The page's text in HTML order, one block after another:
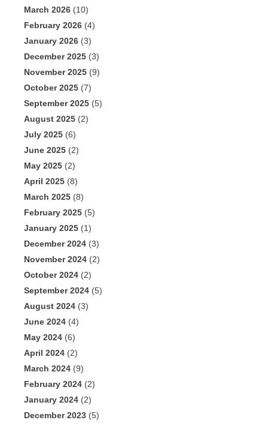
March 2026 (10)
February 2026 (4)
January 2026 (3)
December 2025 (3)
November 2025 (9)
October 2025 (7)
September 2025 (5)
August 2025 (2)
July 2025 (6)
June 2025 (2)
May 2025 (2)
April 2025 (8)
March 2025 (8)
February 2025 (5)
January 2025 (1)
December 2024 (3)
November 2024 (2)
October 2024 (2)
September 2024 (5)
August 2024 (3)
June 2024 (4)
May 2024 (6)
April 2024 (2)
March 2024 (9)
February 2024 (2)
January 2024 (2)
December 2023 (5)